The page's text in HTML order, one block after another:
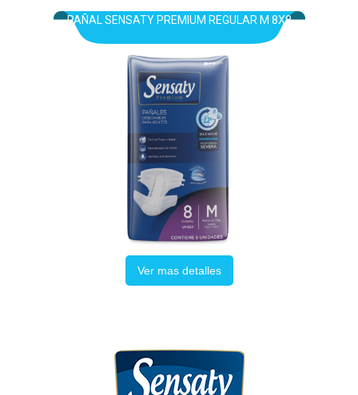
PAÑAL SENSATY PREMIUM REGULAR M 8X8
Ver mas detalles